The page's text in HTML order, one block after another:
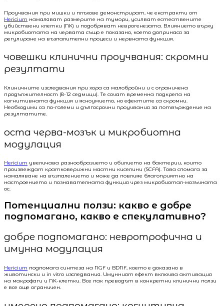
Проучвания при мишки и плъхове демонстрират, че екстракти от
Hericium намаляват размерите на тумори, усилват естествените
убийствени клетки (NK) и подобряват неврогенезата. Влиянието върху
микробиотата на червата също е показано, което допринася за
регулиране на възпалителни процеси и нервната функция.
човешки клинични проучвания: скромни
резултати
Клиничните изследвания при хора са малобройни и с ограничена
продължителност (8-12 седмици). Те сочат временна подкрепа на
когнитивната функция и ясноумието, но ефектите са скромни.
Необходими са по-големи и дългосрочни проучвания за потвърждение на
резултатите.
оста черва-мозък и микробиотна
модулация
Hericium увеличава разнообразието и обилието на бактерии, които
произвеждат кратковерижни мастни киселини (SCFA). Това спомага за
намаляване на възпалението и може да повлияе благоприятно на
настроението и познавателната функция чрез микробиотал-мозъчната
ос.
Потенциални ползи: какво е добре
подпомагано, какво е спекулативно?
добре подпомагано: невротрофична и
имунна модулация
Hericium подпомага синтеза на NGF и BDNF, което е доказано в
животински и in vitro изследвания. Имунният ефект включва активация
на макрофаги и NK-клетки. Все пак преводът в конкретни клинични ползи
е все още ограничен.